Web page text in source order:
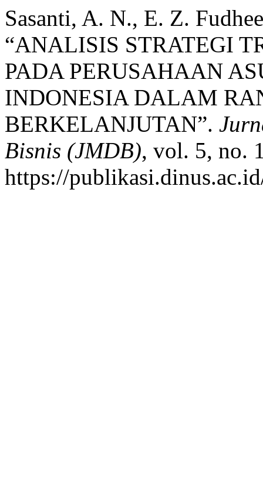
Sasanti, A. N., E. Z.
“ANALISIS STRATEGI
PADA PERUSAHAAN
INDONESIA DALAM
BERKELANJUTAN”.
Bisnis (JMDB), vol. 5, no.
https://